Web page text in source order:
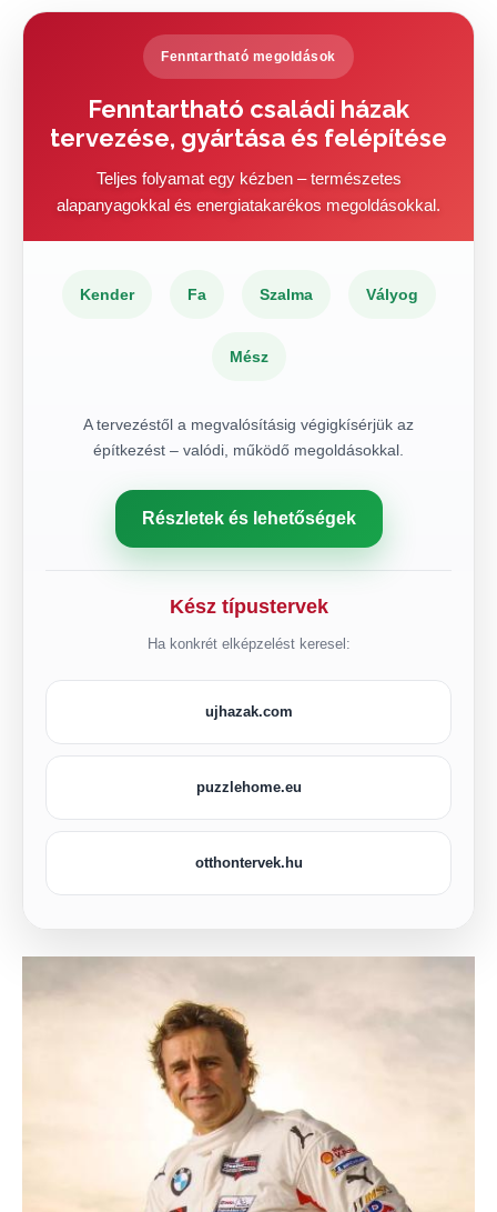
Fenntartható megoldások
Fenntartható családi házak
tervezése, gyártása és felépítése
Teljes folyamat egy kézben – természetes
alapanyagokkal és energiatakarékos megoldásokkal.
Kender Fa Szalma Vályog
Mész
A tervezéstől a megvalósításig végigkísérjük az
építkezést – valódi, működő megoldásokkal.
Részletek és lehetőségek
Kész típustervek
Ha konkrét elképzelést keresel:
ujhazak.com
puzzlehome.eu
otthontervek.hu